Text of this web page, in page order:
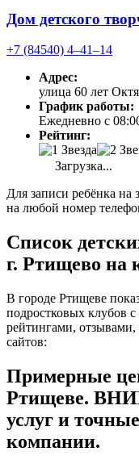
Дом детского
+7 (84540) 4‒41‒14
Адрес:
улица 60 лет
График работы:
Ежедневно с
Рейтинг:
Загрузка...
Для записи ребёнка на
на любой номер
Список
г. Ртищево на
В городе Ртищеве
подростковых клубов
рейтингами,
сайтов:
Примерные
Ртищеве.
услуг и
компании.